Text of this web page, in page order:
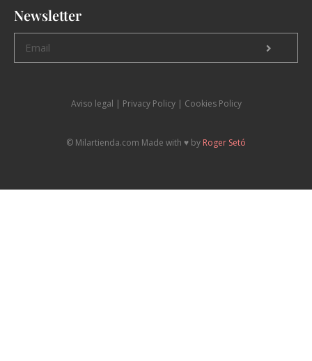
Newsletter
Aviso legal | Privacy Policy | Cookies Policy
© Milartienda.com Made with ♥️ by Roger Setó